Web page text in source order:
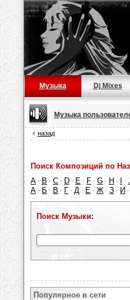
Музыка Dj Mixes
Музыка
назад
Поиск Композиций по
A · B · C · D · E · F · G · H · ·
А · Б · В · Г · Д · Е · Ж · З · И ·
Поиск Музыки:
Популярное в сети